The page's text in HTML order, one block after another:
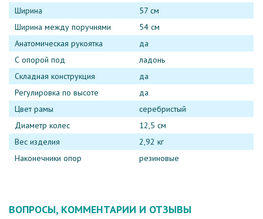
Ширина
57 см
Ширина между поручнями
54 см
Анатомическая рукоятка
да
С опорой под
ладонь
Складная конструкция
да
Регулировка по высоте
да
Цвет рамы
серебристый
Диаметр колес
12,5 см
Вес изделия
2,92 кг
Наконечники опор
резиновые
ВОПРОСЫ, КОММЕНТАРИИ И ОТЗЫВЫ